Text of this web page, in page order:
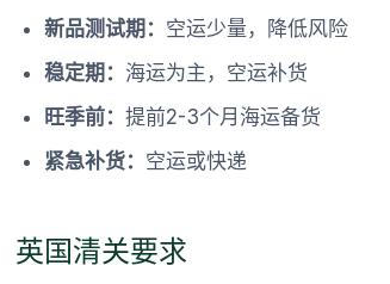
新品测试期： 空运少量，降低风险
稳定期： 海运为主，空运补货
旺季前： 提前2-3个月海运备货
紧急补货： 空运或快递
英国清关要求